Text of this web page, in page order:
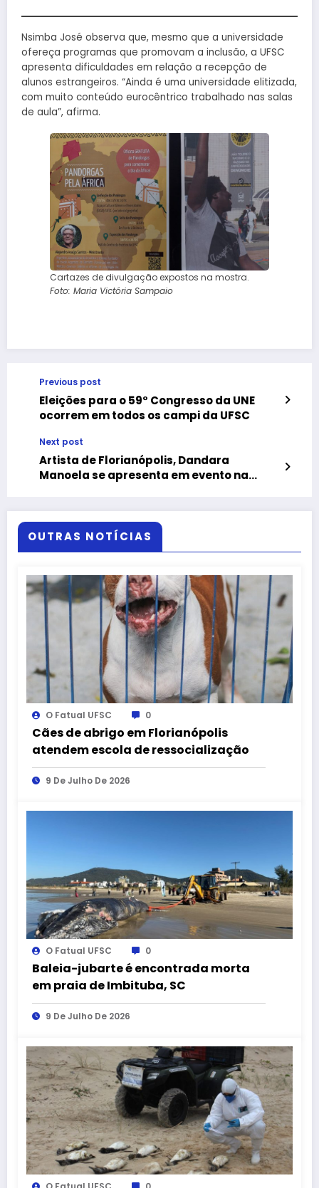
Nsimba José observa que, mesmo que a universidade
ofereça programas que promovam a inclusão, a UFSC
apresenta dificuldades em relação a recepção de
alunos estrangeiros. “Ainda é uma universidade elitizada,
com muito conteúdo eurocêntrico trabalhado nas salas
de aula”, afirma.
Cartazes de divulgação expostos na mostra.
Foto: Maria Victória Sampaio
Previous post
Eleições para o 59° Congresso da UNE
ocorrem em todos os campi da UFSC
Next post
Artista de Florianópolis, Dandara
Manoela se apresenta em evento na
OUTRAS NOTÍCIAS
O Fatual UFSC 0
Cães de abrigo em Florianópolis
atendem escola de ressocialização
9 De Julho De 2026
O Fatual UFSC 0
Baleia-jubarte é encontrada morta
em praia de Imbituba, SC
9 De Julho De 2026